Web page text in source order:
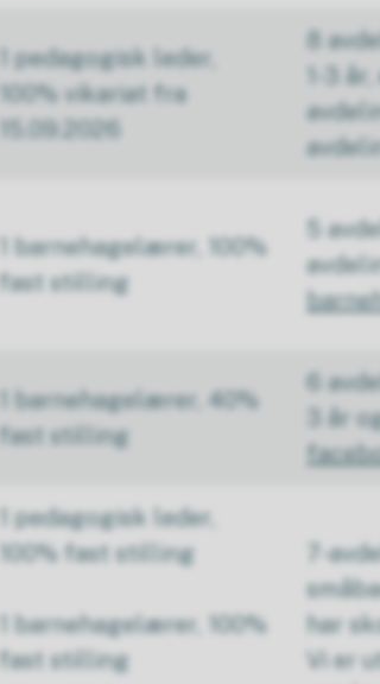
1 pedagogisk leder,
100% vikariat fra
15.09.2026
8
1-3
1 barnehagelærer, 100%
fast stilling
5
1 barnehagelærer, 40%
fast stilling
6
3 år
1 pedagogisk leder,
100% fast stilling
1 barnehagelærer, 100%
fast stilling
7-
har
Vi er